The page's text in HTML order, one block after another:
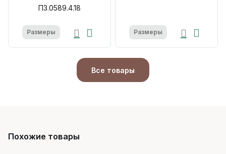
П3.0589.4.18
Размеры Размеры
Все товары
Похожие товары